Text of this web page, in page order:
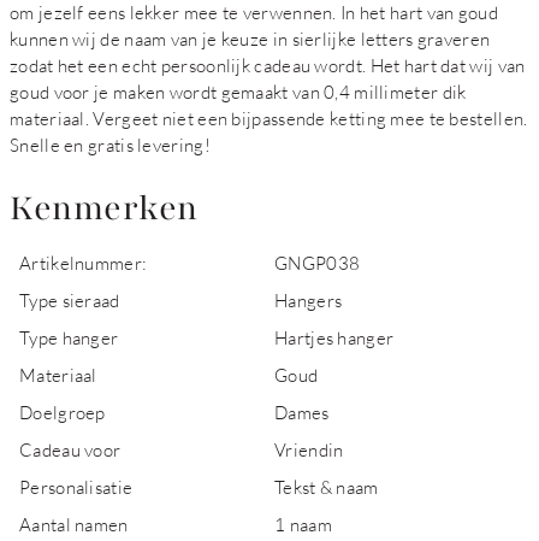
om jezelf eens lekker mee te verwennen. In het hart van goud
kunnen wij de naam van je keuze in sierlijke letters graveren
zodat het een echt persoonlijk cadeau wordt. Het hart dat wij van
goud voor je maken wordt gemaakt van 0,4 millimeter dik
materiaal. Vergeet niet een bijpassende ketting mee te bestellen.
Snelle en gratis levering!
Kenmerken
Artikelnummer:
GNGP038
Type sieraad
Hangers
Type hanger
Hartjes hanger
Materiaal
Goud
Doelgroep
Dames
Cadeau voor
Vriendin
Personalisatie
Tekst & naam
Aantal namen
1 naam